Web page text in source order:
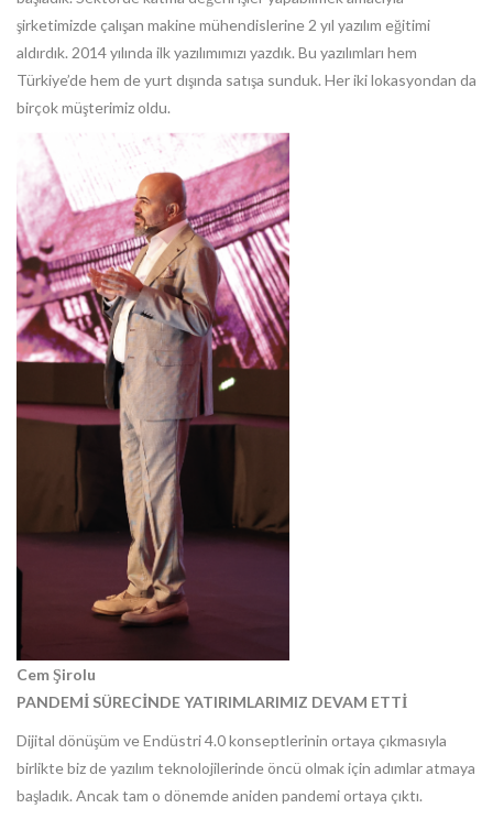
şirketimizde çalışan makine mühendislerine 2 yıl yazılım eğitimi
aldırdık. 2014 yılında ilk yazılımımızı yazdık. Bu yazılımları hem
Türkiye’de hem de yurt dışında satışa sunduk. Her iki lokasyondan da
birçok müşterimiz oldu.
Cem Şirolu
PANDEMİ SÜRECİNDE YATIRIMLARIMIZ DEVAM ETTİ
Dijital dönüşüm ve Endüstri 4.0 konseptlerinin ortaya çıkmasıyla
birlikte biz de yazılım teknolojilerinde öncü olmak için adımlar atmaya
başladık. Ancak tam o dönemde aniden pandemi ortaya çıktı.